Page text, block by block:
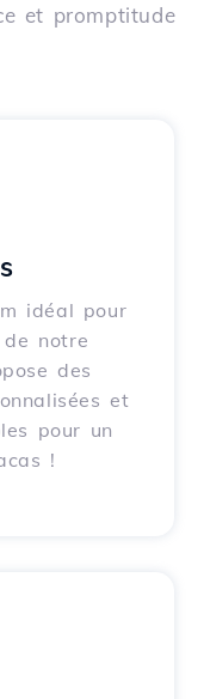
et promptitude
idéal pour
notre
des
et
pour un
!